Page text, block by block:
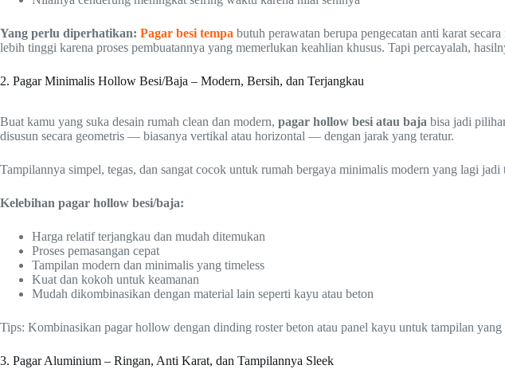
Yang perlu diperhatikan: Pagar besi tempa butuh perawatan berupa pengecatan anti karat
lebih tinggi karena proses pembuatannya yang memerlukan keahlian khusus. Tapi percayalah,
2. Pagar Minimalis Hollow Besi/Baja – Modern, Bersih, dan Terjangkau
Buat kamu yang suka desain rumah clean dan modern, pagar hollow besi atau baja bisa jadi
disusun secara geometris — biasanya vertikal atau horizontal — dengan jarak yang teratur.
Tampilannya simpel, tegas, dan sangat cocok untuk rumah bergaya minimalis modern yang lagi
Kelebihan pagar hollow besi/baja:
Harga relatif terjangkau dan mudah ditemukan
Proses pemasangan cepat
Tampilan modern dan minimalis yang timeless
Kuat dan kokoh untuk keamanan
Mudah dikombinasikan dengan material lain seperti kayu atau beton
Tips: Kombinasikan pagar hollow dengan dinding roster beton atau panel kayu untuk tampilan
3. Pagar Aluminium – Ringan, Anti Karat, dan Tampilannya Sleek